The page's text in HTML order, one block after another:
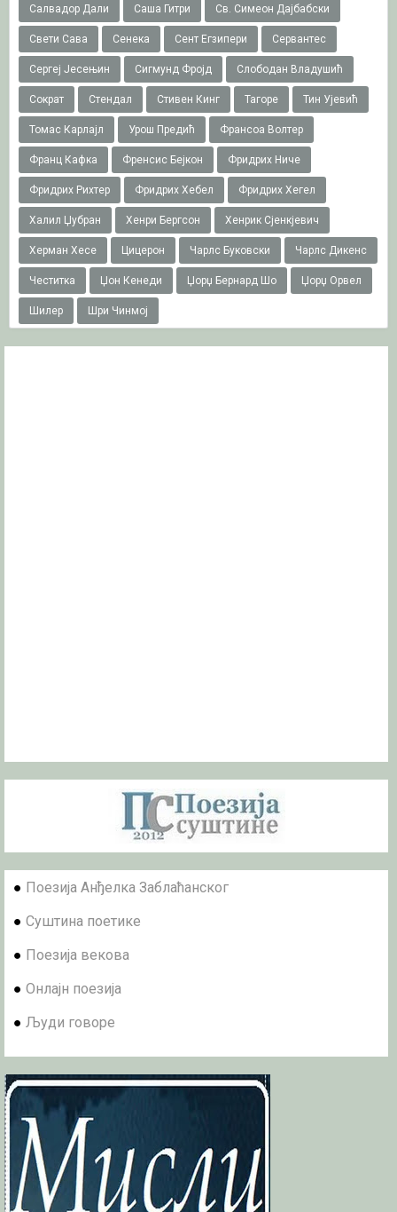
Салвадор Дали Саша Гитри Св. Симеон Дајбабски
Свети Сава Сенека Сент Егзипери Сервантес
Сергеј Јесењин Сигмунд Фројд Слободан Владушић
Сократ Стендал Стивен Кинг Тагоре Тин Ујевић
Томас Карлајл Урош Предић Франсоа Волтер
Франц Кафка Френсис Бејкон Фридрих Ниче
Фридрих Рихтер Фридрих Хебел Фридрих Хегел
Халил Џубран Хенри Бергсон Хенрик Сјенкјевич
Херман Хесе Цицерон Чарлс Буковски Чарлс Дикенс
Честитка Џон Кенеди Џорџ Бернард Шо Џорџ Орвел
Шилер Шри Чинмој
● Поезија Анђелка Заблаћанског
● Суштина поетике
● Поезија векова
● Онлајн поезија
● Људи говоре